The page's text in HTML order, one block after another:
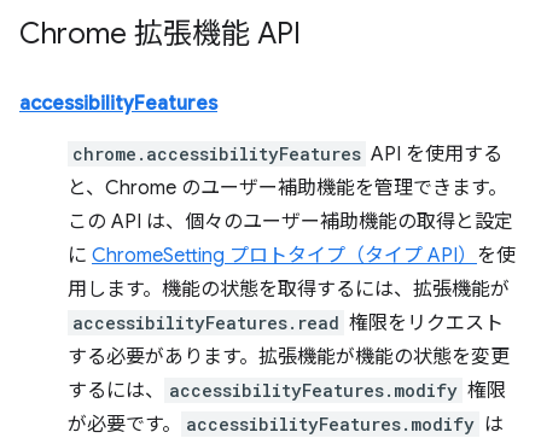
Chrome 拡張機能 API
accessibilityFeatures
chrome.accessibilityFeatures API を使用する
と、Chrome のユーザー補助機能を管理できます。
この API は、個々のユーザー補助機能の取得と設定
に ChromeSetting プロトタイプ（タイプ API） を使
用します。機能の状態を取得するには、拡張機能が
accessibilityFeatures.read 権限をリクエスト
する必要があります。拡張機能が機能の状態を変更
するには、
accessibilityFeatures.modify 権限
が必要です。
accessibilityFeatures.modify は